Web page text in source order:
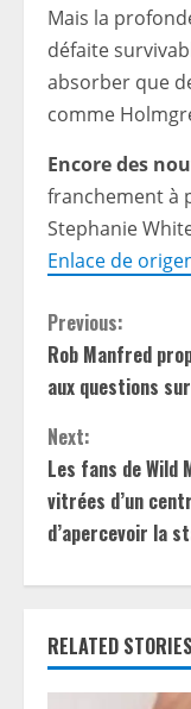
Mais la
défaite
absorber que
comme
Encore des
franchement à
Stephanie
Enlace de
C
o
n
t
i
n
u
e
Previous:
Rob Manfred
aux questions
Next:
Les fans de Wild
vitrées d’un
d’apercevoir la
RELATED STORIES